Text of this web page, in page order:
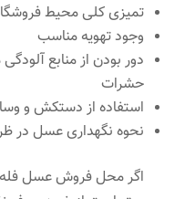
تمیزی کلی محیط
وجود تهویه مناسب
دور بودن از منابع آلودگی
حشرات
استفاده از دستکش و
نحوه نگهداری عسل در
اگر محل فروش عسل